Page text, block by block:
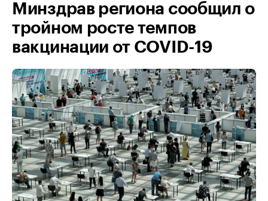
Минздрав региона сообщил о
тройном росте темпов
вакцинации от COVID-19